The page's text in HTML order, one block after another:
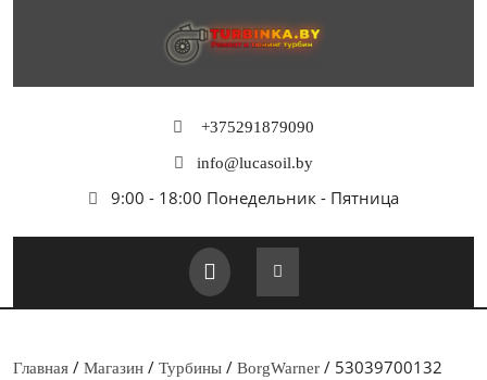
+375291879090
info@lucasoil.by
9:00 - 18:00 Понедельник - Пятница
Кнопка
Открыть
Главная / Магазин / Турбины / BorgWarner / 53039700132